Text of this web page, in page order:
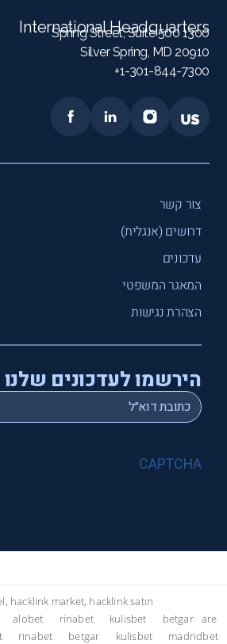
International Headquarters
1300 Spring Street, Suite 500
Silver Spring, MD 20910
1-301-844-7300+
צור קשר
דרושים (אנגלית)
עדכונים
המאגר המשפטי
הצהרת נגישות
הירשמו לעדכונים שלנו
Email
*
CAPTCHA
hacklink market, hacklink satın
alobet rinabet kulisbet betgar
are
rinabet betgar kulisbet madridbet